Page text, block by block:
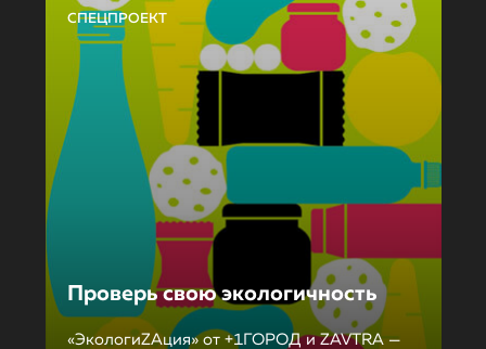
СПЕЦПРОЕКТ
Проверь свою экологичность
«ЭкологиZAция» от +1ГОРОД и ZAVTRA —